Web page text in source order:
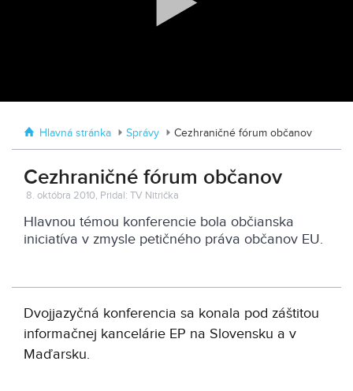
Hlavná stránka Správy Cezhraničné fórum občanov
Cezhraničné fórum občanov
8. októbra 2010, Pridal: TV Nitrička
Hlavnou témou konferencie bola občianska
iniciatíva v zmysle petičného práva občanov EU.
Dvojjazyčná konferencia sa konala pod záštitou
informačnej kancelárie EP na Slovensku a v
Maďarsku.